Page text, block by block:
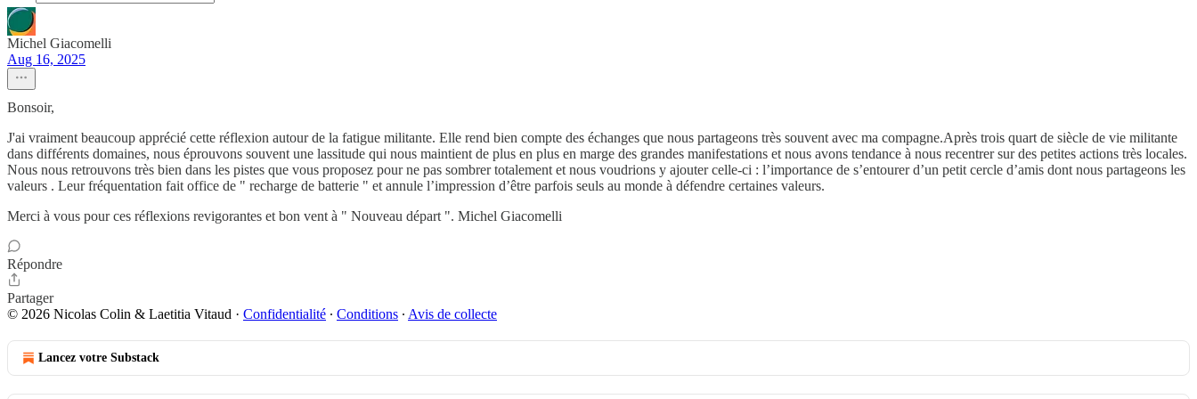
Michel Giacomelli
Aug 16, 2025
Bonsoir,
J'ai vraiment beaucoup apprécié cette réflexion autour de la fatigue militante. Elle rend bien compte des échanges que nous partageons très souvent avec ma compagne.Après trois quart de siècle de vie militante
dans différents domaines, nous éprouvons souvent une lassitude qui nous maintient de plus en plus en marge des grandes manifestations et nous avons tendance à nous recentrer sur des petites actions très locales.
Nous nous retrouvons très bien dans les pistes que vous proposez pour ne pas sombrer totalement et nous voudrions y ajouter celle-ci : l’importance de s’entourer d’un petit cercle d’amis dont nous partageons les
valeurs . Leur fréquentation fait office de " recharge de batterie " et annule l’impression d’être parfois seuls au monde à défendre certaines valeurs.
Merci à vous pour ces réflexions revigorantes et bon vent à " Nouveau départ ". Michel Giacomelli
Répondre
Partager
© 2026 Nicolas Colin & Laetitia Vitaud · Confidentialité ∙ Conditions ∙ Avis de collecte
Lancez votre Substack